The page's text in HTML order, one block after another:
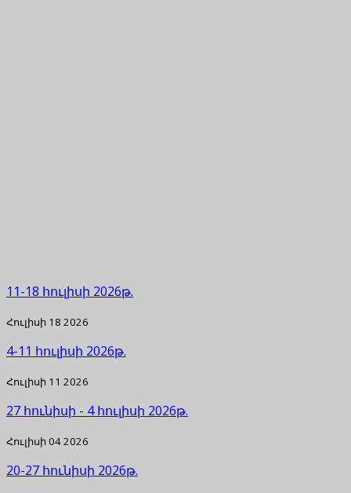
11-18 հուլիսի 2026թ.
Հուլիսի 18 2026
4-11 հուլիսի 2026թ.
Հուլիսի 11 2026
27 հունիսի - 4 հուլիսի 2026թ.
Հուլիսի 04 2026
20-27 հունիսի 2026թ.